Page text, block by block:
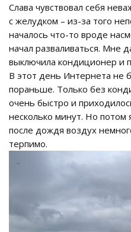
Слава чувствовал себя
с желудком – из-за того
началось что-то вроде
начал разваливаться. Мне
выключила кондиционер и
В этот день Интернета не
пораньше. Только без
очень быстро и
несколько минут. Но потом
после дождя воздух
терпимо.